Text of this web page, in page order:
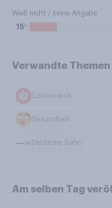
Weiß nicht / keine Angabe
15%
Verwandte Themen
Coronavirus
Gesundheit
Deutsche Bahn
Am selben Tag